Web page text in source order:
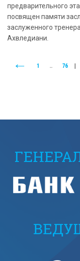
предварительного
посвящен памяти
заслуженного
Ахвледиани.
1 .. 76